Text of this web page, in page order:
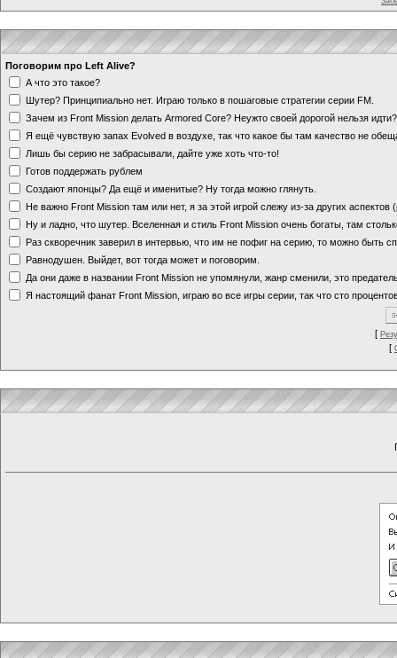
Поговорим про Left Alive?
А что это такое?
Шутер? Принципиально нет. Играю только в пошаговые стратегии серии FM.
Зачем из Front Mission делать Armored Core? Неужто своей дорогой нельзя
Я ещё чувствую запах Evolved в воздухе, так что какое бы там качество не
Лишь бы серию не забрасывали, дайте уже хоть что-то!
Готов поддержать рублем
Создают японцы? Да ещё и именитые? Ну тогда можно глянуть.
Не важно Front Mission там или нет, я за этой игрой слежу из-за других аспектов
Ну и ладно, что шутер. Вселенная и стиль Front Mission очень богаты, там
Раз скворечник заверил в интервью, что им не пофиг на серию, то можно быть
Равнодушен. Выйдет, вот тогда может и поговорим.
Да они даже в названии Front Mission не упомянули, жанр сменили, это
Я настоящий фанат Front Mission, играю во все игры серии, так что сто
[
[